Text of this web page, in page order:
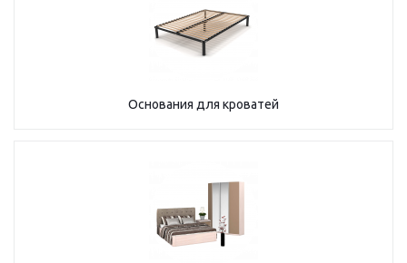
Основания для кроватей